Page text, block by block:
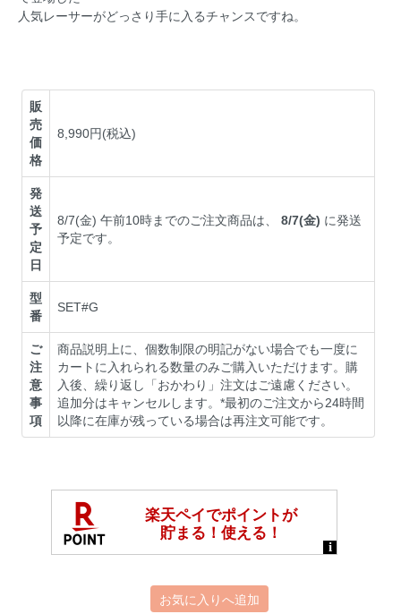
人気レーサーがどっさり手に入るチャンスですね。
販
売
価
格
8,990円(税込)
発
送
予
定
日
8/7(金) 午前10時までのご注文商品は、8/7(金) に発送
予定です。
型
番
SET#G
ご
注
意
事
項
商品説明上に、個数制限の明記がない場合でも一度に
カートに入れられる数量のみご購入いただけます。購
入後、繰り返し「おかわり」注文はご遠慮ください。
追加分はキャンセルします。*最初のご注文から24時間
以降に在庫が残っている場合は再注文可能です。
お気に入りへ追加